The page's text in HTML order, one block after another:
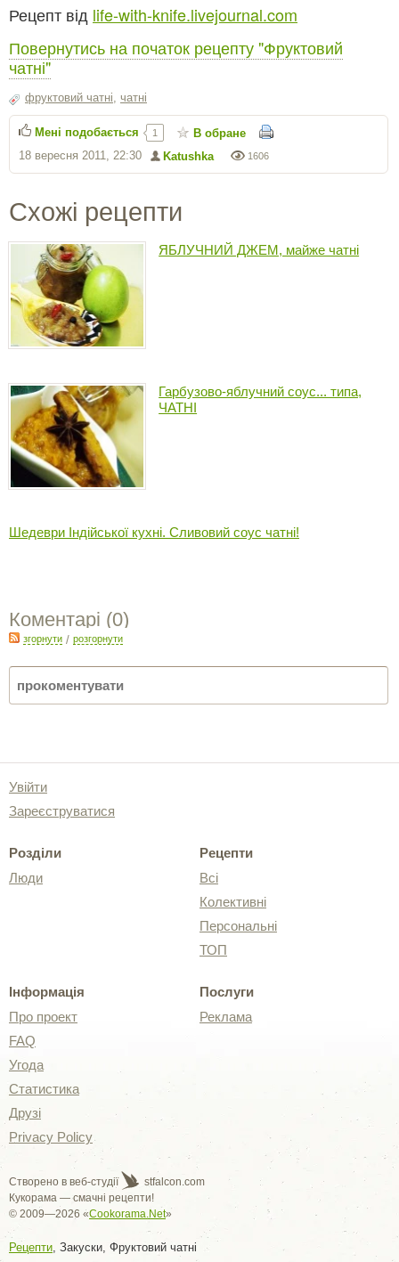
Рецепт від life-with-knife.livejournal.com
Повернутись на початок рецепту "Фруктовий
чатні"
фруктовий чатні, чатні
1606
Katushka
18 вересня 2011, 22:30
Мені подобається 1 В обране
Схожі рецепти
ЯБЛУЧНИЙ ДЖЕМ, майже чатні
Гарбузово-яблучний соус... типа,
ЧАТНІ
Шедеври Індійської кухні. Сливовий соус чатні!
Коментарі (0)
згорнути / розгорнути
Увійти
Зареєструватися
Розділи
Люди
Рецепти
Всі
Колективні
Персональні
ТОП
Інформація
Про проект
FAQ
Угода
Статистика
Друзі
Privacy Policy
Послуги
Реклама
Створено в веб-студії
stfalcon.com
Кукорама — смачні рецепти!
© 2009—2026 «Cookorama.Net»
Рецепти , Закуски, Фруктовий чатні